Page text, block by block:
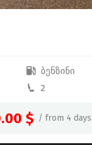
ბენზინი
2
$ / from 4 days